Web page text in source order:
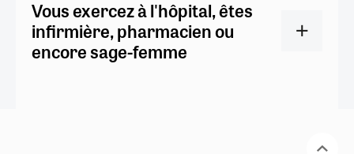
Vous exercez à l'hôpital, êtes
infirmière, pharmacien ou
encore sage-femme